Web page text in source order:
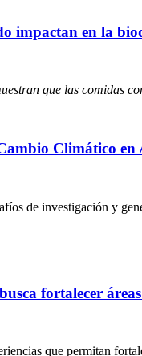
impactan en la
que las comidas
Climático en
de investigación y
fortalecer
que permitan